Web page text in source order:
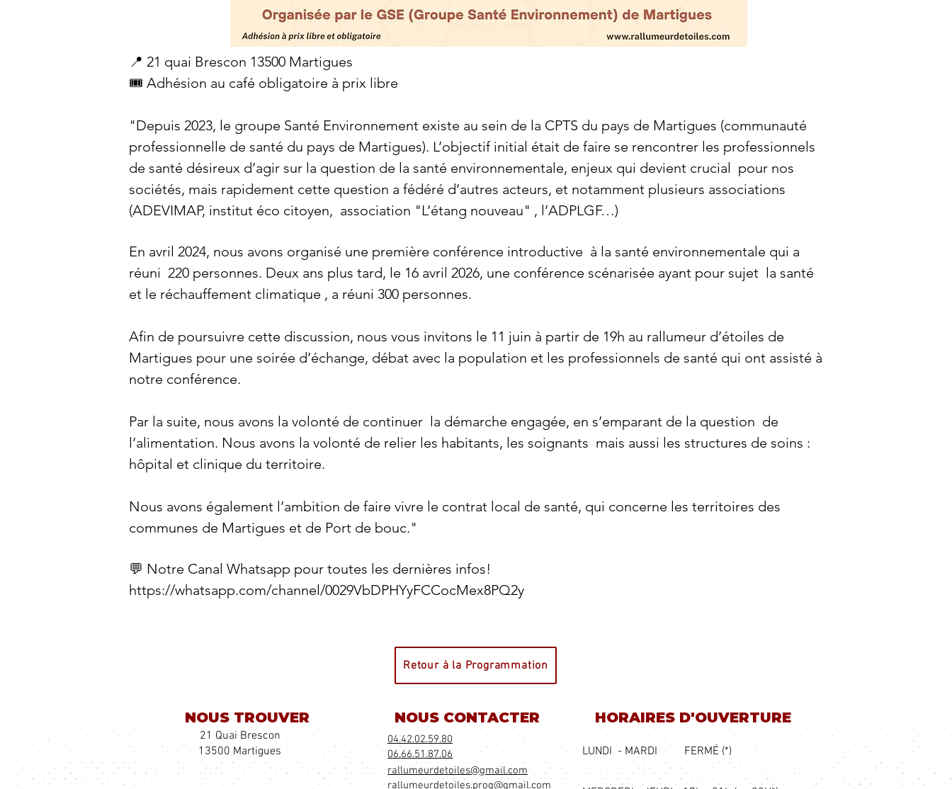
📍 21 quai Brescon 13500 Martigues
🎟️ Adhésion au café obligatoire à prix libre
"Depuis 2023, le groupe Santé Environnement existe au sein de la CPTS du pays de Martigues (communauté
professionnelle de santé du pays de Martigues). L’objectif initial était de faire se rencontrer les professionnels
de santé désireux d’agir sur la question de la santé environnementale, enjeux qui devient crucial pour nos
sociétés, mais rapidement cette question a fédéré d’autres acteurs, et notamment plusieurs associations
(ADEVIMAP, institut éco citoyen, association "L’étang nouveau" , l’ADPLGF…)
En avril 2024, nous avons organisé une première conférence introductive à la santé environnementale qui a
réuni 220 personnes. Deux ans plus tard, le 16 avril 2026, une conférence scénarisée ayant pour sujet la santé
et le réchauffement climatique , a réuni 300 personnes.
Afin de poursuivre cette discussion, nous vous invitons le 11 juin à partir de 19h au rallumeur d’étoiles de
Martigues pour une soirée d’échange, débat avec la population et les professionnels de santé qui ont assisté à
notre conférence.
Par la suite, nous avons la volonté de continuer la démarche engagée, en s’emparant de la question de
l’alimentation. Nous avons la volonté de relier les habitants, les soignants mais aussi les structures de soins :
hôpital et clinique du territoire.
Nous avons également l’ambition de faire vivre le contrat local de santé, qui concerne les territoires des
communes de Martigues et de Port de bouc."
💬 Notre Canal Whatsapp pour toutes les dernières infos!
https://whatsapp.com/channel/0029VbDPHYyFCCocMex8PQ2y
Retour à la Programmation
NOUS TROUVER
21 Quai Brescon
13500 Martigues
NOUS CONTACTER
04.42.02.59.80
06.66.51.87.06
​rallumeurdetoiles@gmail.com
​rallumeurdetoiles.prog@gmail.com
HORAIRES D'OUVERTURE
LUNDI - MARDI FERMÉ (*)